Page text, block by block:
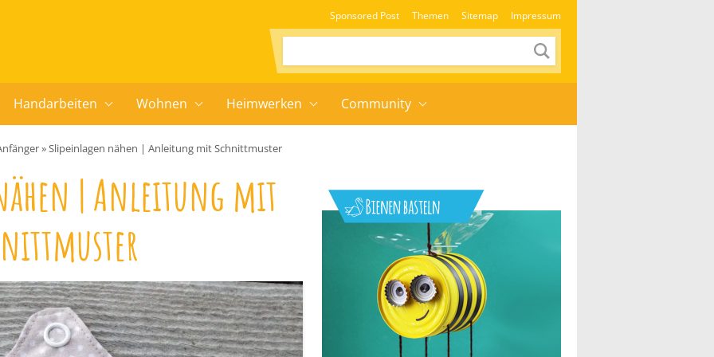
Sponsored Post Themen Sitemap Impressum
Handarbeiten Wohnen Heimwerken Community
»Slipeinlagen nähen | Anleitung mit Schnittmuster
| Anleitung mit